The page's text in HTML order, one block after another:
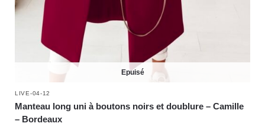
Epuisé
LIVE-04-12
Manteau long uni à boutons noirs et doublure – Camille
– Bordeaux